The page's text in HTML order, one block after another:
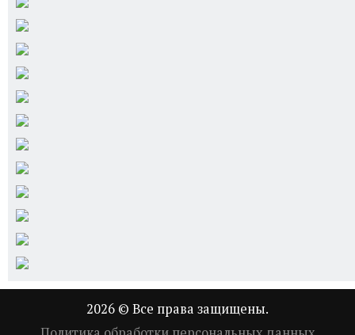
2026 © Все права защищены.